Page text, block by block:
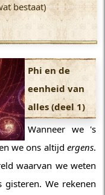
bestaat)
Phi en de
eenheid van
alles (deel 1)
Wanneer we 's
we ons altijd ergens.
waarvan we weten
We rekenen